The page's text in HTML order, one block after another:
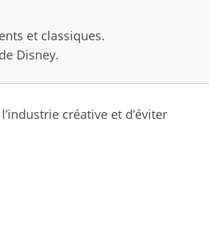
et classiques.
Disney.
créative et d’éviter